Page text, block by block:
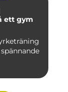
ett gym